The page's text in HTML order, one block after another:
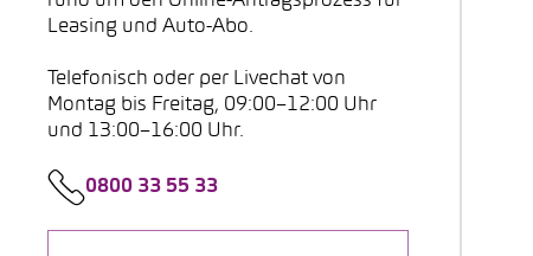
Leasing und Auto-Abo.
Telefonisch oder per Livechat von
Montag bis Freitag, 09:00–12:00 Uhr
und 13:00–16:00 Uhr.
0800 33 55 33